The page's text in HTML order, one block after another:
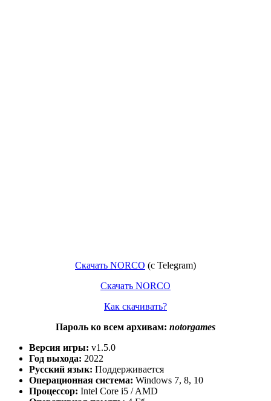
Скачать NORCO (c Telegram)
Скачать NORCO
Как скачивать?
Пароль ко всем архивам: notorgames
Версия игры: v1.5.0
Год выхода: 2022
Русский язык: Поддерживается
Операционная система: Windows 7, 8, 10
Процессор: Intel Core i5 / AMD